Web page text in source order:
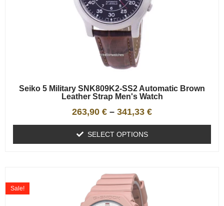
Seiko 5 Military SNK809K2-SS2 Automatic Brown
Leather Strap Men's Watch
263,90 € – 341,33 €
SELECT OPTIONS
Sale!